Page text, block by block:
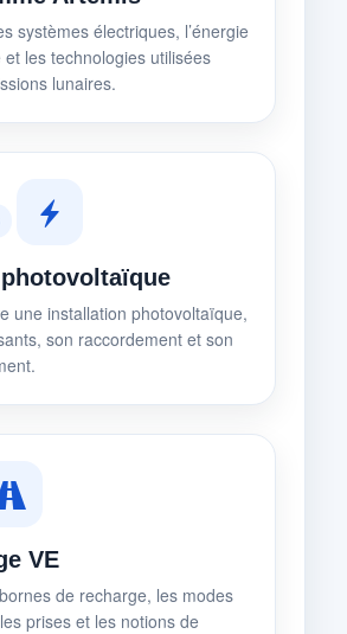
systèmes électriques, l’énergie
les technologies utilisées
lunaires.
une installation photovoltaïque,
son raccordement et son
VE
de recharge, les modes
prises et les notions de